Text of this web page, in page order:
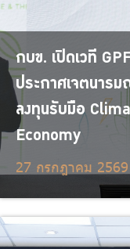
กบข. เปิดเวที
ประกาศเจตนาร
ลงทุนรับมือ
Economy
27 กรกฎาคม 2569